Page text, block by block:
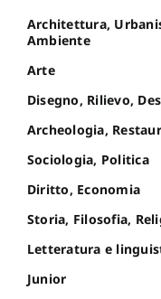
Architettura,
Ambiente
Arte
Disegno, Rilievo,
Archeologia,
Sociologia, Politica
Diritto, Economia
Storia, Filosofia,
Letteratura e
Junior